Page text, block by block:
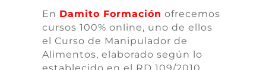
En Damito Formación ofrecemos
cursos 100% online, uno de ellos
el Curso de Manipulador de
Alimentos, elaborado según lo